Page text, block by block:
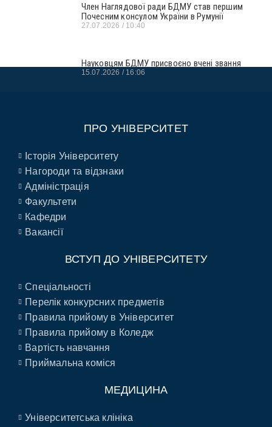
Член Наглядової ради БДМУ став першим
Почесним консулом України в Румунії
27.07.2026 10:40
Науковцям БДМУ присвоєно вчені звання
15.07.2026 16:06
ПРО УНІВЕРСИТЕТ
Історія Університету
Нагороди та відзнаки
Адміністрація
Факультети
Кафедри
Вакансії
ВСТУП ДО УНІВЕРСИТЕТУ
Спеціальності
Перелік конкурсних предметів
Правила прийому в Університет
Правила прийому в Коледж
Вартість навчання
Приймальна коміся
МЕДИЦИНА
Університетська клініка